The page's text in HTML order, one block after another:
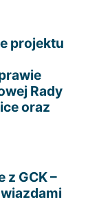
projektu
Rady
oraz
z GCK –